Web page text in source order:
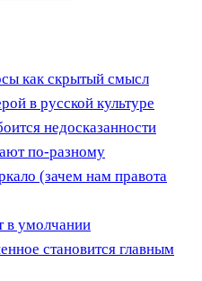
как скрытый смысл
в русской культуре
недосказанности
по-разному
(зачем нам правота
в умолчании
становится главным